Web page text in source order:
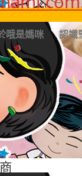
哦是媽咪 認識
+/-